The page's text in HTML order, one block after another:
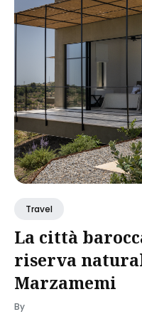
Travel
La città
riserva
Marzamemi
By